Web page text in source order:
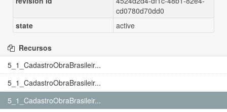
cd0780d70dd0
state
active
Recursos
5_1_CadastroObraBrasileir...
5_1_CadastroObraBrasileir...
5_1_CadastroObraBrasileir...